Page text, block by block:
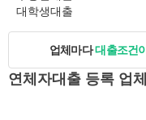
대학생대출
업체마다대출조건이
연체자대출 등록 업체